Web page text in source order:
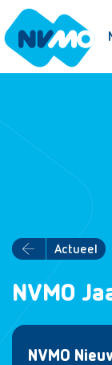
Actueel
NVMO
NVMO